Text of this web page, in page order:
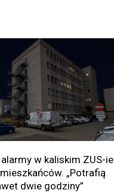
w kaliskim ZUS-ie
„Potrafią
dwie godziny”